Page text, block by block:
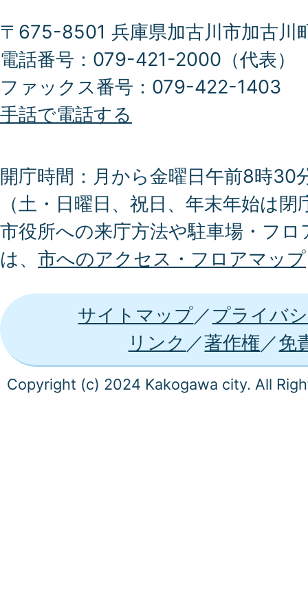
〒675-8501 兵庫県加古川市加古川
電話番号：079-421-2000（代表）
ファックス番号：079-422-1403
手話で電話する
開庁時間：月から金曜日午前8時30
（土・日曜日、祝日、年末年始は閉
市役所への来庁方法や駐車場・フ
は、 市へのアクセス・フロアマップ
サイトマップ
プライバ
リンク
著作権 免
Copyright (c) 2024 Kakogawa city. All